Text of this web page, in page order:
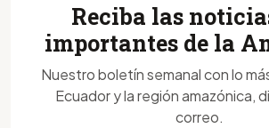
Reciba las
importantes de la
Nuestro boletín semanal con lo
Ecuador y la región amazónica,
correo.